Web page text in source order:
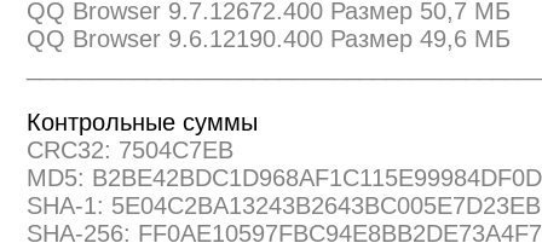
QQ Browser 9.7.12672.400 Размер 50,7 МБ
QQ Browser 9.6.12190.400 Размер 49,6 МБ
Контрольные суммы
CRC32: 7504C7EB
MD5:
SHA-1:
SHA-256: